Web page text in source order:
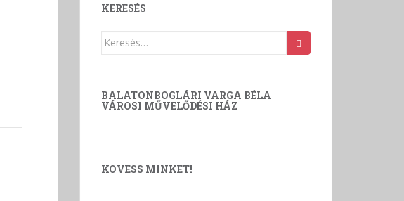
KERESÉS
Keresés:
BALATONBOGLÁRI VARGA BÉLA
VÁROSI MŰVELŐDÉSI HÁZ
KÖVESS MINKET!